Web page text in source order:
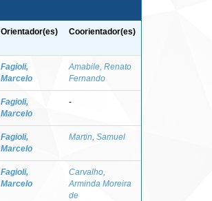
Orientador(es) Coorientador(es)
Fagioli,
Marcelo
Amabile, Renato
Fernando
Fagioli,
Marcelo
-
Fagioli,
Marcelo
Martin, Samuel
Fagioli,
Marcelo
Carvalho,
Arminda Moreira
de